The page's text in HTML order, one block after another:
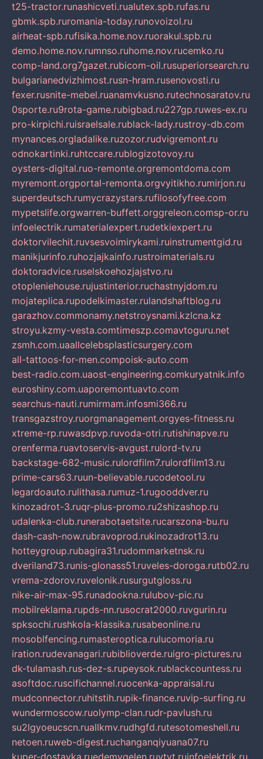
t25-tractor.runashicveti.rualutex.spb.rufas.ru
gbmk.spb.ruromania-today.runovoizol.ru
airheat-spb.rufisika.home.nov.ruorakul.spb.ru
demo.home.nov.rumnso.ruhome.nov.rucemko.ru
comp-land.org7gazet.rubicom-oil.rusuperiorsearch.ru
bulgarianedvizhimost.rusn-hram.rusenovosti.ru
fexer.rusnite-mebel.ruanamvkusno.rutechnosaratov.ru
0sporte.ru9rota-game.rubigbad.ru227gp.ruwes-ex.ru
pro-kirpichi.ruisraelsale.rublack-lady.rustroy-db.com
mynances.orgladalike.ruzozor.rudvigremont.ru
odnokartinki.ruhtccare.rublogizotovoy.ru
oysters-digital.ruo-remonte.orgremontdoma.com
myremont.orgportal-remonta.orgvyitikho.rumirjon.ru
superdeutsch.rumycrazystars.rufilosofyfree.com
mypetslife.orgwarren-buffett.orggreleon.comsp-or.ru
infoelectrik.rumaterialexpert.rudetkiexpert.ru
doktorvilechit.ruvsesvoimirykami.ruinstrumentgid.ru
manikjurinfo.ruhozjajkainfo.rustroimaterials.ru
doktoradvice.ruselskoehozjajstvo.ru
otopleniehouse.rujustinterior.ruchastnyjdom.ru
mojateplica.rupodelkimaster.rulandshaftblog.ru
garazhov.commonamy.netstroysnami.kzlcna.kz
stroyu.kzmy-vesta.comtimeszp.comavtoguru.net
zsmh.com.uaallcelebsplasticsurgery.com
all-tattoos-for-men.compoisk-auto.com
best-radio.com.uaost-engineering.comkuryatnik.info
euroshiny.com.uaporemontuavto.com
searchus-nauti.rumirmam.infosmi366.ru
transgazstroy.ruorgmanagement.orgyes-fitness.ru
xtreme-rp.ruwasdpvp.ruvoda-otri.rutishinapve.ru
orenferma.ruavtoservis-avgust.rulord-tv.ru
backstage-682-music.rulordfilm7.rulordfilm13.ru
prime-cars63.ruun-believable.rucodetool.ru
legardoauto.rulithasa.rumuz-1.rugooddver.ru
kinozadrot-3.ruqr-plus-promo.ru2shizashop.ru
udalenka-club.runerabotaetsite.rucarszona-bu.ru
dash-cash-now.rubravoprod.rukinozadrot13.ru
hotteygroup.rubagira31.rudommarketnsk.ru
dveriland73.runis-glonass51.ruveles-doroga.rutb02.ru
vrema-zdorov.ruvelonik.rusurgutgloss.ru
nike-air-max-95.runadookna.rulubov-pic.ru
mobilreklama.rupds-nn.rusocrat2000.ruvgurin.ru
spksochi.rushkola-klassika.rusabeonline.ru
mosoblfencing.rumasteroptica.rulucomoria.ru
iration.rudevanagari.rubiblioverde.ruigro-pictures.ru
dk-tulamash.rus-dez-s.rupeysok.rublackcountess.ru
asoftdoc.ruscifichannel.ruocenka-appraisal.ru
mudconnector.ruhitstih.rupik-finance.ruvip-surfing.ru
wundermoscow.ruolymp-clan.rudr-pavlush.ru
su2lgyoeucscn.ruallkmv.rudhgfd.rutesotomeshell.ru
netoen.ruweb-digest.ruchanganqiyuana07.ru
kuper-dostavka.ruedemvgelen.ruytyt.ruinfoelektrik.ru